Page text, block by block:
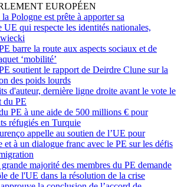
EUROPÉEN
la Pologne est prête à apporter sa
qui respecte les identités nationales,
barre la route aux aspects sociaux et de
‘mobilité’
soutient le rapport de Deirdre Clune sur la
des poids lourds
d'auteur, dernière ligne droite avant le vote le
du PE
PE à une aide de 500 millions € pour
réfugiés en Turquie
appelle au soutien de l’UE pour
et à un dialogue franc avec le PE sur les défis
majorité des membres du PE demande
de l'UE dans la résolution de la crise